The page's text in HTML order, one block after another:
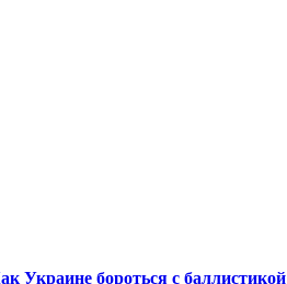
Украине бороться с баллистикой